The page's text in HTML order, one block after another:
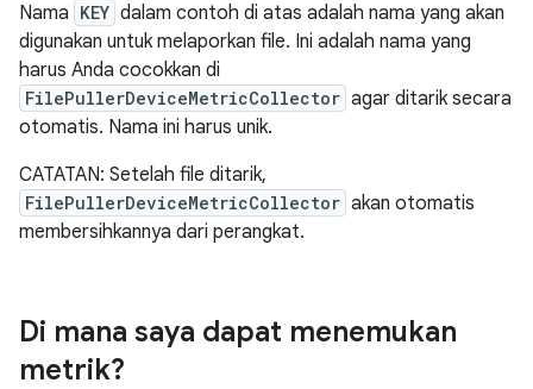
Nama KEY dalam contoh di atas adalah nama yang akan
digunakan untuk melaporkan file. Ini adalah nama yang
harus Anda cocokkan di
FilePullerDeviceMetricCollector agar ditarik secara
otomatis. Nama ini harus unik.
CATATAN: Setelah file ditarik,
FilePullerDeviceMetricCollector akan otomatis
membersihkannya dari perangkat.
Di mana saya dapat menemukan
metrik?